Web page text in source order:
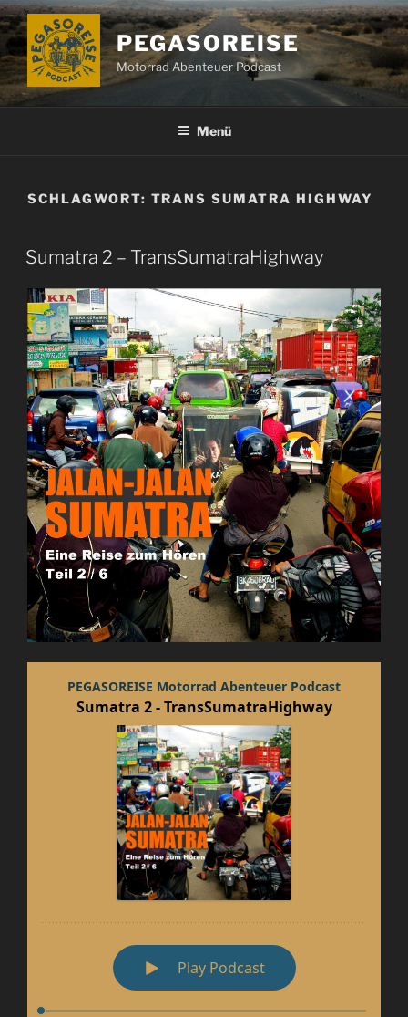
Zum
Inhalt
springen
PEGASOREISE
Motorrad Abenteuer Podcast
Menü
SCHLAGWORT: TRANS SUMATRA HIGHWAY
Sumatra 2 – TransSumatraHighway